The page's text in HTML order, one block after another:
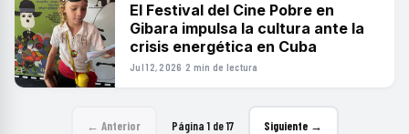
El Festival del Cine Pobre en
Gibara impulsa la cultura ante la
crisis energética en Cuba
Jul 12, 2026 ·2 min de lectura
← Anterior Página 1 de 17 Siguiente →